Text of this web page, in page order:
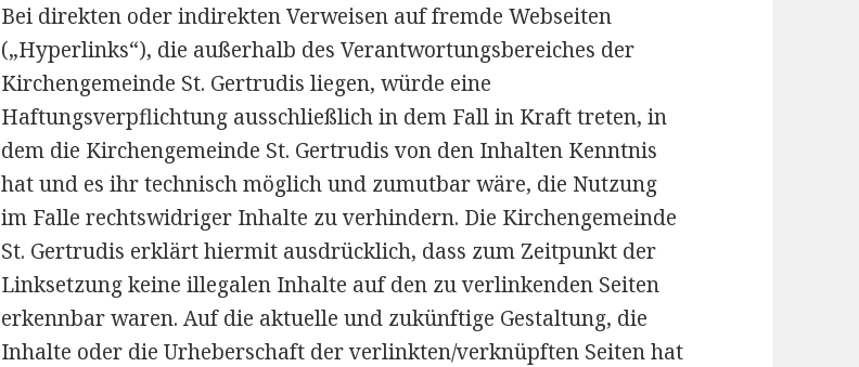
Bei direkten oder indirekten Verweisen auf fremde Webseiten
(„Hyperlinks“), die außerhalb des Verantwortungsbereiches der
Kirchengemeinde St. Gertrudis liegen, würde eine
Haftungsverpflichtung ausschließlich in dem Fall in Kraft treten, in
dem die Kirchengemeinde St. Gertrudis von den Inhalten Kenntnis
hat und es ihr technisch möglich und zumutbar wäre, die Nutzung
im Falle rechtswidriger Inhalte zu verhindern. Die Kirchengemeinde
St. Gertrudis erklärt hiermit ausdrücklich, dass zum Zeitpunkt der
Linksetzung keine illegalen Inhalte auf den zu verlinkenden Seiten
erkennbar waren. Auf die aktuelle und zukünftige Gestaltung, die
Inhalte oder die Urheberschaft der verlinkten/verknüpften Seiten hat